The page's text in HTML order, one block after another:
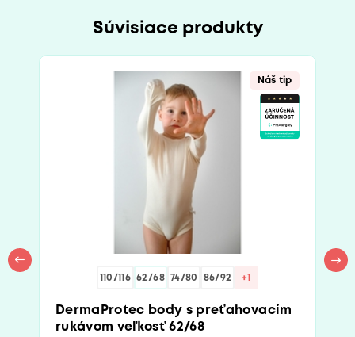
Súvisiace produkty
Náš tip
110/116 62/68 74/80 86/92 +1
DermaProtec body s preťahovacím
rukávom veľkosť 62/68